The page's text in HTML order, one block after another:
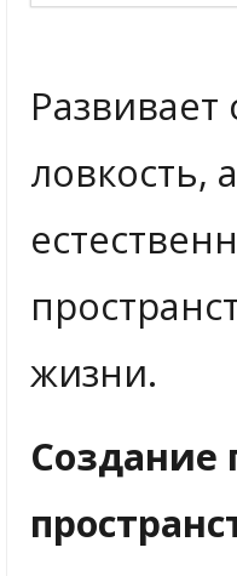
ловкость,
жизни.
Создание